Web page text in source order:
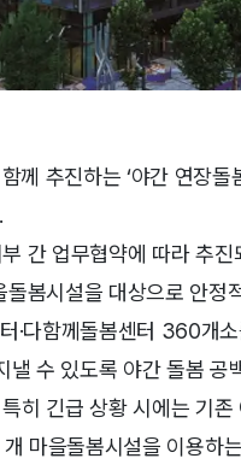
께 추진하는 ‘야간 연장돌
간 업무협약에 따라 추
봄시설을 대상으로 안정
·다함께돌봄센터 360개
수 있도록 야간 돌봄
히 긴급 상황 시에는 기
마을돌봄시설을 이용하